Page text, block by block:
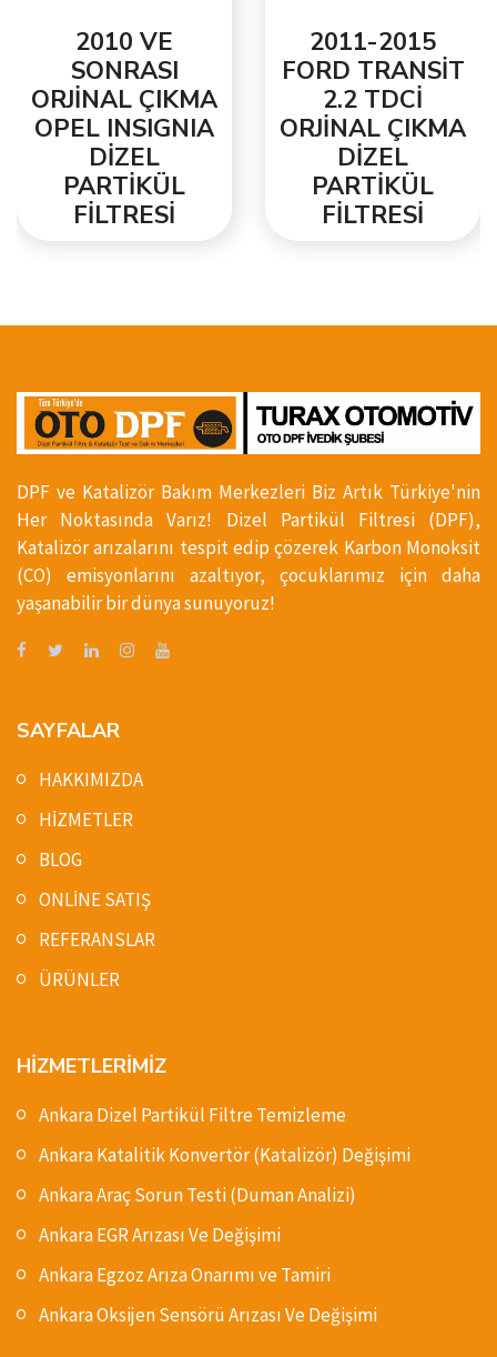
2010 VE
SONRASI
ORJİNAL ÇIKMA
OPEL INSIGNIA
DİZEL
PARTİKÜL
FİLTRESİ
2011-2015
FORD TRANSİT
2.2 TDCİ
ORJİNAL ÇIKMA
DİZEL
PARTİKÜL
FİLTRESİ
DPF ve Katalizör Bakım Merkezleri Biz Artık Türkiye'nin
Her Noktasında Varız! Dizel Partikül Filtresi (DPF),
Katalizör arızalarını tespit edip çözerek Karbon Monoksit
(CO) emisyonlarını azaltıyor, çocuklarımız için daha
yaşanabilir bir dünya sunuyoruz!
SAYFALAR
HAKKIMIZDA
HİZMETLER
BLOG
ONLİNE SATIŞ
REFERANSLAR
ÜRÜNLER
HİZMETLERİMİZ
Ankara Dizel Partikül Filtre Temizleme
Ankara Katalitik Konvertör (Katalizör) Değişimi
Ankara Araç Sorun Testi (Duman Analizi)
Ankara EGR Arızası Ve Değişimi
Ankara Egzoz Arıza Onarımı ve Tamiri
Ankara Oksijen Sensörü Arızası Ve Değişimi